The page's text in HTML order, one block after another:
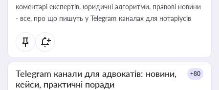
коментарі експертів, юридичні алгоритми, правові новини
- все, про що пишуть у Telegram каналах для нотаріусів
Telegram канали для адвокатів: новини,
кейси, практичні поради
+80